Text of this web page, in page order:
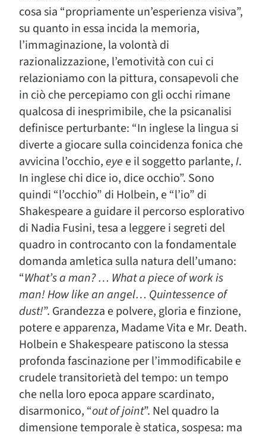
cosa sia “propriamente un’esperienza visiva”,
su quanto in essa incida la memoria,
l’immaginazione, la volontà di
razionalizzazione, l’emotività con cui ci
relazioniamo con la pittura, consapevoli che
in ciò che percepiamo con gli occhi rimane
qualcosa di inesprimibile, che la psicanalisi
definisce perturbante: “In inglese la lingua si
diverte a giocare sulla coincidenza fonica che
avvicina l’occhio,eye e il soggetto parlante,I.
In inglese chi dice io, dice occhio”. Sono
quindi “l’occhio” di Holbein, e “l’io” di
Shakespeare a guidare il percorso esplorativo
di Nadia Fusini, tesa a leggere i segreti del
quadro in controcanto con la fondamentale
domanda amletica sulla natura dell’umano:
“What’s a man? … What a piece of work is
man! How like an angel… Quintessence of
dust!”. Grandezza e polvere, gloria e finzione,
potere e apparenza, Madame Vita e Mr. Death.
Holbein e Shakespeare patiscono la stessa
profonda fascinazione per l’immodificabile e
crudele transitorietà del tempo: un tempo
che nella loro epoca appare scardinato,
disarmonico, “out of joint”. Nel quadro la
dimensione temporale è statica, sospesa: ma